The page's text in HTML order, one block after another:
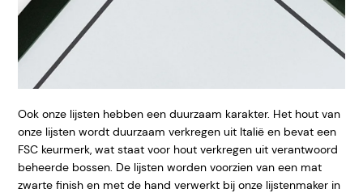
Ook onze lijsten hebben een duurzaam karakter. Het hout van
onze lijsten wordt duurzaam verkregen uit Italië en bevat een
FSC keurmerk, wat staat voor hout verkregen uit verantwoord
beheerde bossen. De lijsten worden voorzien van een mat
zwarte finish en met de hand verwerkt bij onze lijstenmaker in